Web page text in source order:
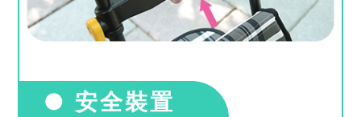
● 安全裝置